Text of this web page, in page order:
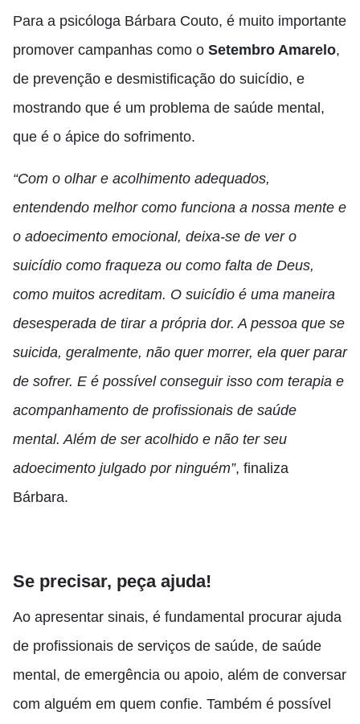
Para a psicóloga Bárbara Couto, é muito importante
promover campanhas como o Setembro Amarelo,
de prevenção e desmistificação do suicídio, e
mostrando que é um problema de saúde mental,
que é o ápice do sofrimento.
“Com o olhar e acolhimento adequados,
entendendo melhor como funciona a nossa mente e
o adoecimento emocional, deixa-se de ver o
suicídio como fraqueza ou como falta de Deus,
como muitos acreditam. O suicídio é uma maneira
desesperada de tirar a própria dor. A pessoa que se
suicida, geralmente, não quer morrer, ela quer parar
de sofrer. E é possível conseguir isso com terapia e
acompanhamento de profissionais de saúde
mental. Além de ser acolhido e não ter seu
adoecimento julgado por ninguém”, finaliza
Bárbara.
Se precisar, peça ajuda!
Ao apresentar sinais, é fundamental procurar ajuda
de profissionais de serviços de saúde, de saúde
mental, de emergência ou apoio, além de conversar
com alguém em quem confie. Também é possível